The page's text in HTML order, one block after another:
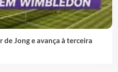
de Jong e avança à terceira